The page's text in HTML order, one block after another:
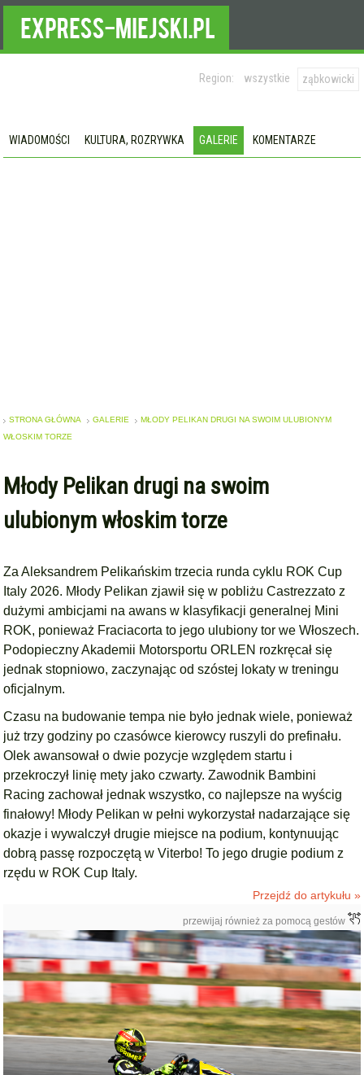
Region: wszystkie ząbkowicki
WIADOMOŚCI KULTURA, ROZRYWKA GALERIE KOMENTARZE
STRONA GŁÓWNA GALERIE
MŁODY PELIKAN DRUGI NA SWOIM ULUBIONYM
WŁOSKIM TORZE
Młody Pelikan drugi na swoim
ulubionym włoskim torze
Za Aleksandrem Pelikańskim trzecia runda cyklu ROK Cup
Italy 2026. Młody Pelikan zjawił się w pobliżu Castrezzato z
dużymi ambicjami na awans w klasyfikacji generalnej Mini
ROK, ponieważ Fraciacorta to jego ulubiony tor we Włoszech.
Podopieczny Akademii Motorsportu ORLEN rozkręcał się
jednak stopniowo, zaczynając od szóstej lokaty w treningu
oficjalnym.
Czasu na budowanie tempa nie było jednak wiele, ponieważ
już trzy godziny po czasówce kierowcy ruszyli do prefinału.
Olek awansował o dwie pozycje względem startu i
przekroczył linię mety jako czwarty. Zawodnik Bambini
Racing zachował jednak wszystko, co najlepsze na wyścig
finałowy! Młody Pelikan w pełni wykorzystał nadarzające się
okazje i wywalczył drugie miejsce na podium, kontynuując
dobrą passę rozpoczętą w Viterbo! To jego drugie podium z
rzędu w ROK Cup Italy.
Przejdź do artykułu »
przewijaj również za pomocą gestów